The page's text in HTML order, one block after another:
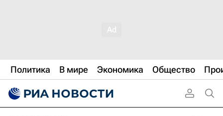
Политика В мире Экономика Общество